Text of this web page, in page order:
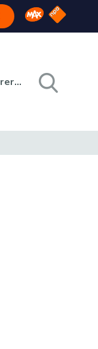
Omroep MAX
NPO
Registreren